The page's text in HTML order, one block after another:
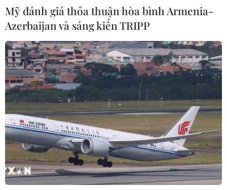
Honda, Nissan bắt tay phát triển hệ
điều hành cho xe thế hệ mới
27/07/2026 02:47
Mở rộng nhiều trường hợp “độ” linh
kiện xe nhưng không bị coi là cải tạo
27/07/2026 01:44
Bộ Xây dựng nói gì về việc đạp thốc
ga khi đưa xe ôtô đi đăng kiểm?
Mỹ đánh giá thỏa thuận hòa bình Armenia-
Azerbaijan và sáng kiến TRIPP